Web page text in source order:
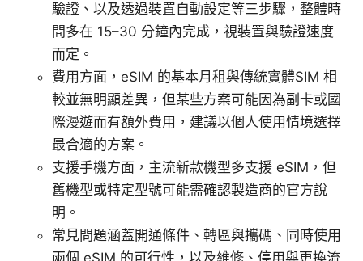
驗證、以及透過裝置自動設定等三步驟，整體時
間多在 15–30 分鐘內完成，視裝置與驗證速度
而定。
費用方面，eSIM 的基本月租與傳統實體SIM 相
較並無明顯差異，但某些方案可能因為副卡或國
際漫遊而有額外費用，建議以個人使用情境選擇
最合適的方案。
支援手機方面，主流新款機型多支援 eSIM，但
舊機型或特定型號可能需確認製造商的官方說
明。
常見問題涵蓋開通條件、轉區與攜碼、同時使用